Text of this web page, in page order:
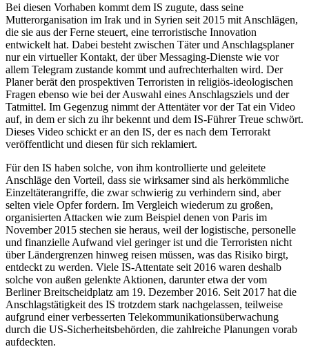
Bei diesen Vorhaben kommt dem IS zu­gute, dass seine
Mutterorganisation im Irak und in Syrien seit 2015 mit Anschlägen,
die sie aus der Ferne steuert, eine terroristische Innovation
entwickelt hat. Dabei besteht zwischen Täter und Anschlagsplaner
nur ein virtueller Kontakt, der über Messaging-Dienste wie vor
allem Telegram zustande kommt und aufrechterhalten wird. Der
Planer berät den prospektiven Terroristen in religiös-ideologischen
Fragen ebenso wie bei der Auswahl eines Anschlagsziels und der
Tatmittel. Im Gegenzug nimmt der Attentäter vor der Tat ein Video
auf, in dem er sich zu ihr bekennt und dem IS-Führer Treue schwört.
Dieses Video schickt er an den IS, der es nach dem Terrorakt
veröffentlicht und diesen für sich reklamiert.
Für den IS haben solche, von ihm kontrol­lierte und geleitete
Anschläge den Vor­teil, dass sie wirksamer sind als herkömm­liche
Einzel­täterangriffe, die zwar schwierig zu verhin­dern sind, aber
selten viele Opfer fordern. Im Vergleich wiederum zu großen,
organi­sierten Attacken wie zum Beispiel denen von Paris im
November 2015 stechen sie heraus, weil der logistische, personelle
und finanzielle Aufwand viel geringer ist und die Terroristen nicht
über Ländergrenzen hinweg reisen müssen, was das Risiko birgt,
entdeckt zu werden. Viele IS-Atten­tate seit 2016 waren deshalb
solche von außen gelenkte Aktionen, darunter etwa der vom
Berliner Breitscheidplatz am 19. Dezember 2016. Seit 2017 hat die
An­schlagstätigkeit des IS trotzdem stark nach­gelassen, teilweise
aufgrund einer verbes­serten Telekommunikationsüberwachung
durch die US-Sicherheitsbehörden, die zahl­reiche Planungen vorab
aufdeckten.